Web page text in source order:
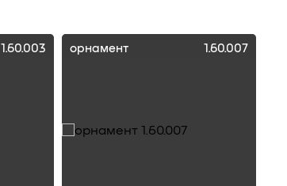
1.60.003 орнамент 1.60.007